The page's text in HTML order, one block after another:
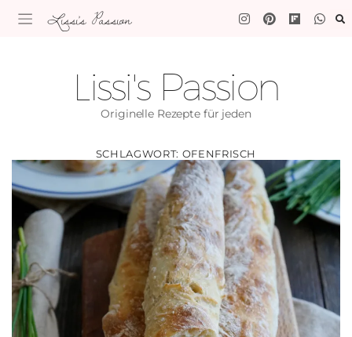
Lissi's Passion
Lissi's Passion
Originelle Rezepte für jeden
SCHLAGWORT: OFENFRISCH